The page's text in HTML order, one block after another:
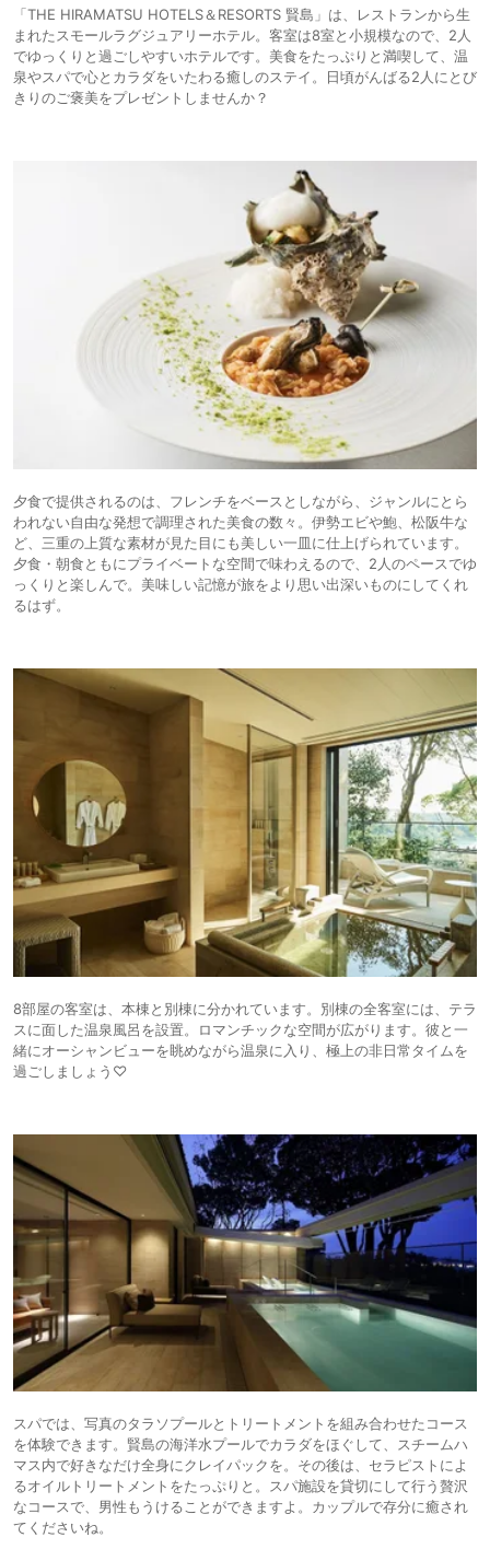
「THE HIRAMATSU HOTELS＆RESORTS 賢島」は、レストランから生
まれたスモールラグジュアリーホテル。客室は8室と小規模なので、2人
でゆっくりと過ごしやすいホテルです。美食をたっぷりと満喫して、温
泉やスパで心とカラダをいたわる癒しのステイ。日頃がんばる2人にとび
きりのご褒美をプレゼントしませんか？
夕食で提供されるのは、フレンチをベースとしながら、ジャンルにとら
われない自由な発想で調理された美食の数々。伊勢エビや鮑、松阪牛な
ど、三重の上質な素材が見た目にも美しい一皿に仕上げられています。
夕食・朝食ともにプライベートな空間で味わえるので、2人のペースでゆ
っくりと楽しんで。美味しい記憶が旅をより思い出深いものにしてくれ
るはず。
8部屋の客室は、本棟と別棟に分かれています。別棟の全客室には、テラ
スに面した温泉風呂を設置。ロマンチックな空間が広がります。彼と一
緒にオーシャンビューを眺めながら温泉に入り、極上の非日常タイムを
過ごしましょう♡
スパでは、写真のタラソプールとトリートメントを組み合わせたコース
を体験できます。賢島の海洋水プールでカラダをほぐして、スチームハ
マス内で好きなだけ全身にクレイパックを。その後は、セラピストによ
るオイルトリートメントをたっぷりと。スパ施設を貸切にして行う贅沢
なコースで、男性もうけることができますよ。カップルで存分に癒され
てくださいね。